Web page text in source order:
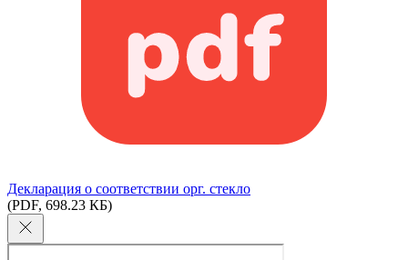
Декларация о соответствии орг. стекло
(PDF, 698.23 КБ)